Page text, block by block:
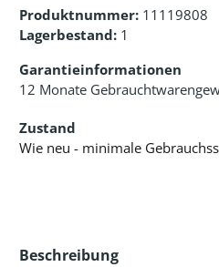
Produktnummer: 11119808
Lagerbestand: 1
Garantieinformationen
12 Monate
Zustand
Wie neu - minimale
Beschreibung